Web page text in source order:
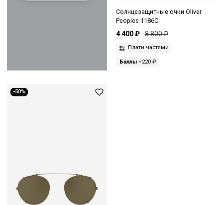
Солнцезащитные очки Oliver
Peoples 1186C
4 400 ₽ 8 800 ₽
Плати частями
Баллы+220 ₽
-50%